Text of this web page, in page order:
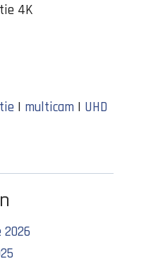
4K
| multicam | UHD